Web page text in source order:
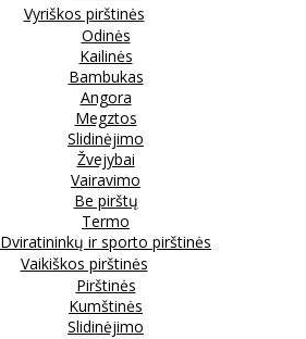
Vyriškos pirštinės
Odinės
Kailinės
Bambukas
Angora
Megztos
Slidinėjimo
Žvejybai
Vairavimo
Be pirštų
Termo
Dviratininkų ir sporto pirštinės
Vaikiškos pirštinės
Pirštinės
Kumštinės
Slidinėjimo